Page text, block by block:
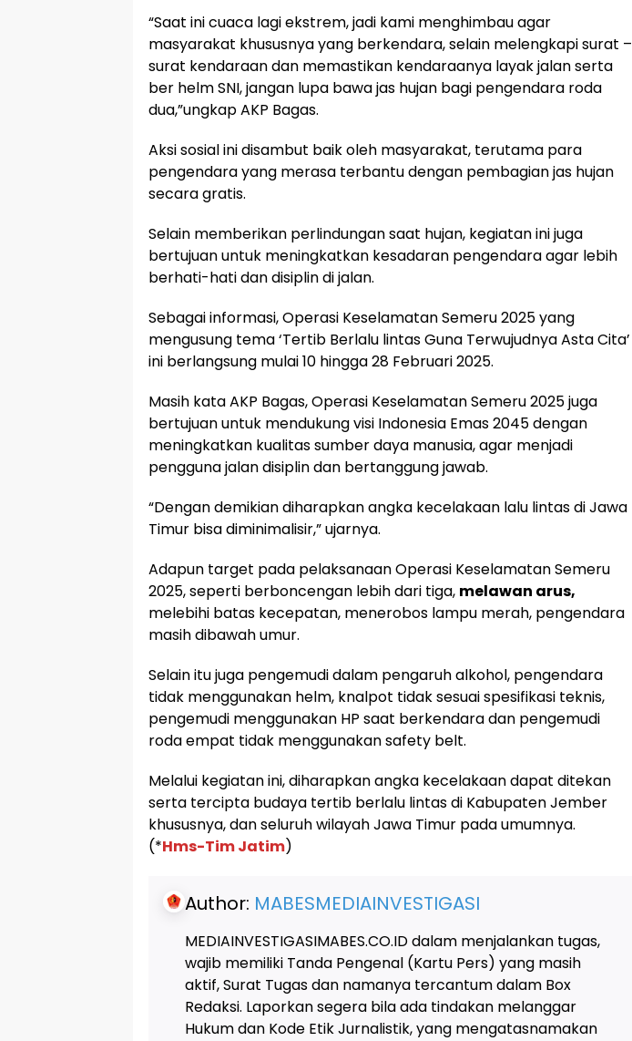
“Saat ini cuaca lagi ekstrem, jadi kami menghimbau agar
masyarakat khususnya yang berkendara, selain melengkapi surat –
surat kendaraan dan memastikan kendaraanya layak jalan serta
ber helm SNI, jangan lupa bawa jas hujan bagi pengendara roda
dua,”ungkap AKP Bagas.
Aksi sosial ini disambut baik oleh masyarakat, terutama para
pengendara yang merasa terbantu dengan pembagian jas hujan
secara gratis.
Selain memberikan perlindungan saat hujan, kegiatan ini juga
bertujuan untuk meningkatkan kesadaran pengendara agar lebih
berhati-hati dan disiplin di jalan.
Sebagai informasi, Operasi Keselamatan Semeru 2025 yang
mengusung tema ‘Tertib Berlalu lintas Guna Terwujudnya Asta Cita’
ini berlangsung mulai 10 hingga 28 Februari 2025.
Masih kata AKP Bagas, Operasi Keselamatan Semeru 2025 juga
bertujuan untuk mendukung visi Indonesia Emas 2045 dengan
meningkatkan kualitas sumber daya manusia, agar menjadi
pengguna jalan disiplin dan bertanggung jawab.
“Dengan demikian diharapkan angka kecelakaan lalu lintas di Jawa
Timur bisa diminimalisir,” ujarnya.
Adapun target pada pelaksanaan Operasi Keselamatan Semeru
2025, seperti berboncengan lebih dari tiga, melawan arus,
melebihi batas kecepatan, menerobos lampu merah, pengendara
masih dibawah umur.
Selain itu juga pengemudi dalam pengaruh alkohol, pengendara
tidak menggunakan helm, knalpot tidak sesuai spesifikasi teknis,
pengemudi menggunakan HP saat berkendara dan pengemudi
roda empat tidak menggunakan safety belt.
Melalui kegiatan ini, diharapkan angka kecelakaan dapat ditekan
serta tercipta budaya tertib berlalu lintas di Kabupaten Jember
khususnya, dan seluruh wilayah Jawa Timur pada umumnya.
(*Hms-Tim Jatim)
Author: MABESMEDIAINVESTIGASI
MEDIAINVESTIGASIMABES.CO.ID dalam menjalankan tugas,
wajib memiliki Tanda Pengenal (Kartu Pers) yang masih
aktif, Surat Tugas dan namanya tercantum dalam Box
Redaksi. Laporkan segera bila ada tindakan melanggar
Hukum dan Kode Etik Jurnalistik, yang mengatasnamakan